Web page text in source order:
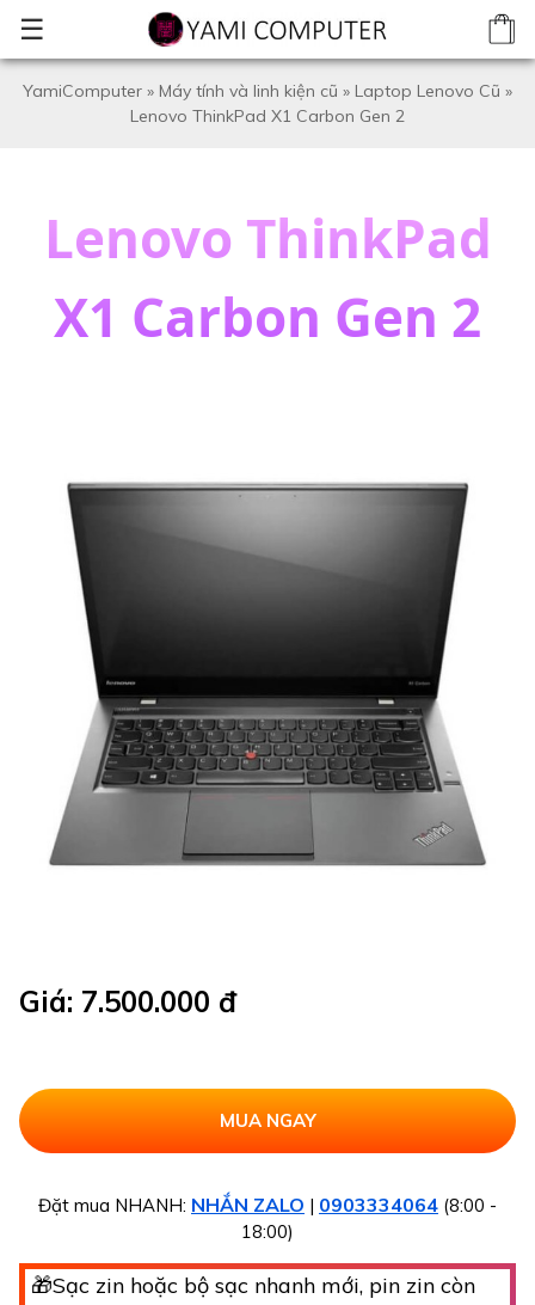
☰
YamiComputer » Máy tính và linh kiện cũ » Laptop Lenovo Cũ »
Lenovo ThinkPad X1 Carbon Gen 2
Lenovo ThinkPad
X1 Carbon Gen 2
Giá: 7.500.000 đ
Đặt mua NHANH: NHẮN ZALO | 0903334064 (8:00 -
18:00)
🎁Sạc zin hoặc bộ sạc nhanh mới, pin zin còn